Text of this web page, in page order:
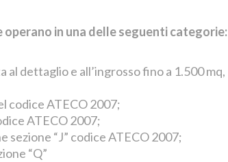
operano in una delle seguenti categorie:
al dettaglio e all’ingrosso fino a 1.500 mq,
codice ATECO 2007;
ATECO 2007;
sezione “J” codice ATECO 2007;
“Q”